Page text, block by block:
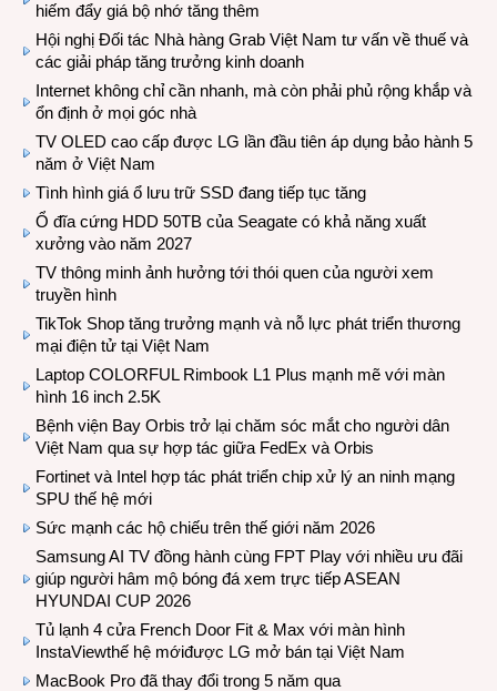
hiếm đẩy giá bộ nhớ tăng thêm
Hội nghị Đối tác Nhà hàng Grab Việt Nam tư vấn về thuế và
các giải pháp tăng trưởng kinh doanh
Internet không chỉ cần nhanh, mà còn phải phủ rộng khắp và
ổn định ở mọi góc nhà
TV OLED cao cấp được LG lần đầu tiên áp dụng bảo hành 5
năm ở Việt Nam
Tình hình giá ổ lưu trữ SSD đang tiếp tục tăng
Ổ đĩa cứng HDD 50TB của Seagate có khả năng xuất
xưởng vào năm 2027
TV thông minh ảnh hưởng tới thói quen của người xem
truyền hình
TikTok Shop tăng trưởng mạnh và nỗ lực phát triển thương
mại điện tử tại Việt Nam
Laptop COLORFUL Rimbook L1 Plus mạnh mẽ với màn
hình 16 inch 2.5K
Bệnh viện Bay Orbis trở lại chăm sóc mắt cho người dân
Việt Nam qua sự hợp tác giữa FedEx và Orbis
Fortinet và Intel hợp tác phát triển chip xử lý an ninh mạng
SPU thế hệ mới
Sức mạnh các hộ chiếu trên thế giới năm 2026
Samsung AI TV đồng hành cùng FPT Play với nhiều ưu đãi
giúp người hâm mộ bóng đá xem trực tiếp ASEAN
HYUNDAI CUP 2026
Tủ lạnh 4 cửa French Door Fit & Max với màn hình
InstaViewthế hệ mớiđược LG mở bán tại Việt Nam
MacBook Pro đã thay đổi trong 5 năm qua